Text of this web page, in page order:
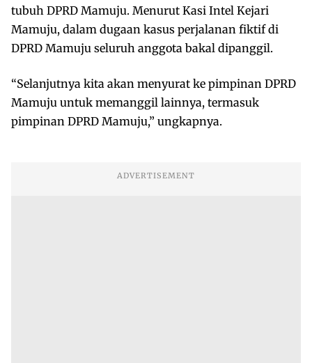
tubuh DPRD Mamuju. Menurut Kasi Intel Kejari
Mamuju, dalam dugaan kasus perjalanan fiktif di
DPRD Mamuju seluruh anggota bakal dipanggil.
“Selanjutnya kita akan menyurat ke pimpinan DPRD
Mamuju untuk memanggil lainnya, termasuk
pimpinan DPRD Mamuju,” ungkapnya.